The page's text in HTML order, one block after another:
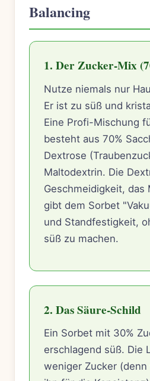
Balancing
1. Der Zucker-Mix
Nutze niemals nur
Er ist zu süß und
Eine Profi-Mischung
besteht aus 70%
Dextrose
Maltodextrin. Die
Geschmeidigkeit, das
gibt dem Sorbet
und Standfestigkeit,
süß zu machen.
2. Das Säure-Schild
Ein Sorbet mit 30%
erschlagend süß. Die
weniger Zucker